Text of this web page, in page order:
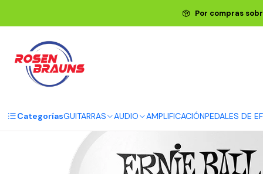
CategoríasGUITARRAS AUDIO AMPLIFICACIÓNPEDALES DE
Por compras
ERNIE BALL